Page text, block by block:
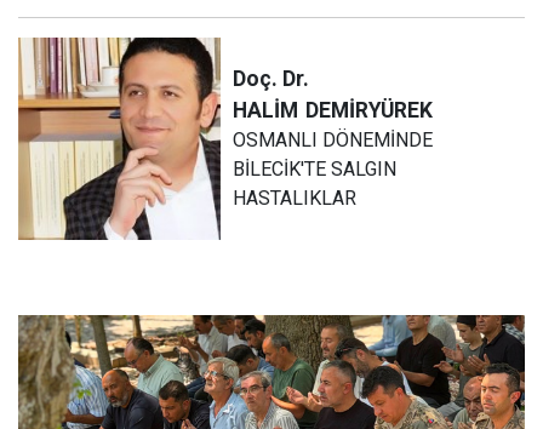
Doç. Dr.
HALİM DEMİRYÜREK
OSMANLI DÖNEMİNDE
BİLECİK'TE SALGIN
HASTALIKLAR